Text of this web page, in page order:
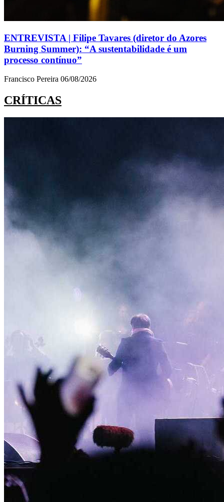
ENTREVISTA | Filipe Tavares (diretor do Azores
Burning Summer): “A sustentabilidade é um
processo contínuo”
Francisco Pereira 06/08/2026
CRÍTICAS